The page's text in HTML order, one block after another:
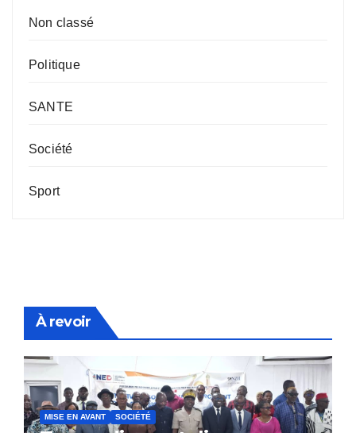
Non classé
Politique
SANTE
Société
Sport
À revoir
MISE EN AVANT SOCIÉTÉ